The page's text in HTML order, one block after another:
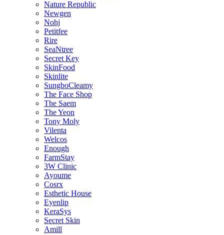
Nature Republic
Newgen
Nohj
Petitfee
Rire
SeaNtree
Secret Key
SkinFood
Skinlite
SungboCleamy
The Face Shop
The Saem
The Yeon
Tony Moly
Vilenta
Welcos
Enough
FarmStay
3W Clinic
Ayoume
Cosrx
Esthetic House
Eyenlip
KeraSys
Secret Skin
Amill